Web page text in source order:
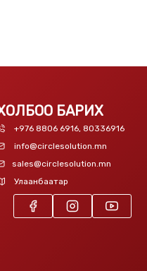
БАРИХ
+976 8806 6916, 80336916
info@circlesolution.mn
sales@circlesolution.mn
Улаанбаатар